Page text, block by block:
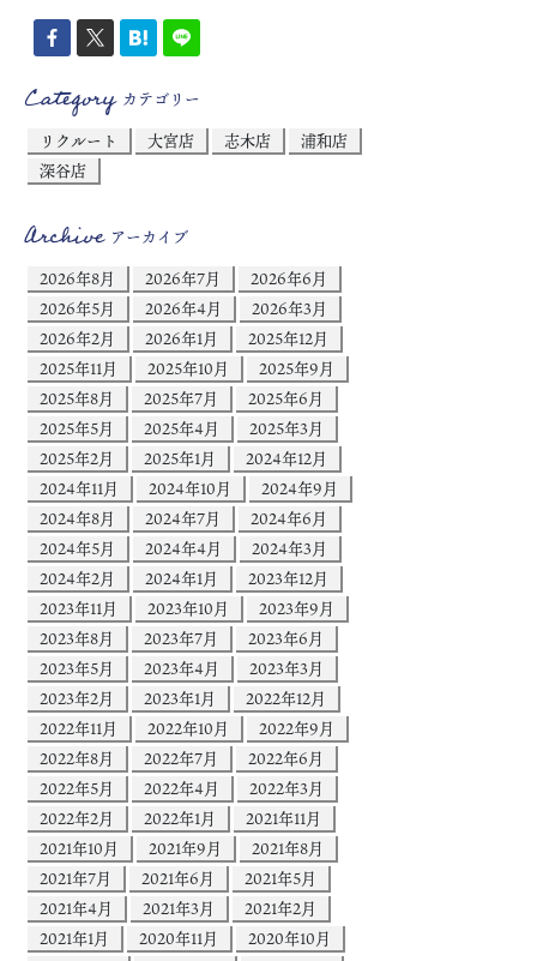
Categoryカテゴリー
リクルート
大宮店 志木店
浦和店
深谷店
Archiveアーカイブ
2026年8月
2026年7月
2026年6月
2026年5月
2026年4月
2026年3月
2026年2月
2026年1月
2025年12月
2025年11月
2025年10月
2025年9月
2025年8月
2025年7月
2025年6月
2025年5月
2025年4月
2025年3月
2025年2月
2025年1月
2024年12月
2024年11月
2024年10月
2024年9月
2024年8月
2024年7月
2024年6月
2024年5月
2024年4月
2024年3月
2024年2月
2024年1月
2023年12月
2023年11月
2023年10月
2023年9月
2023年8月
2023年7月
2023年6月
2023年5月
2023年4月
2023年3月
2023年2月
2023年1月
2022年12月
2022年11月
2022年10月
2022年9月
2022年8月
2022年7月
2022年6月
2022年5月
2022年4月
2022年3月
2022年2月
2022年1月
2021年11月
2021年10月
2021年9月
2021年8月
2021年7月
2021年6月
2021年5月
2021年4月
2021年3月
2021年2月
2021年1月
2020年11月
2020年10月